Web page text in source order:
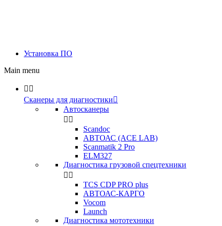
Установка ПО
Main menu
 
Сканеры для диагностики
Автосканеры
 
Scandoc
АВТОАС (ACE LAB)
Scanmatik 2 Pro
ELM327
Диагностика грузовой спецтехники
 
TCS CDP PRO plus
АВТОАС-КАРГО
Vocom
Launch
Диагностика мототехники